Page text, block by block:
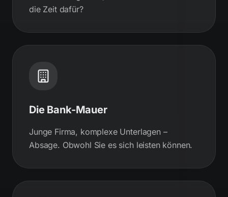
die Zeit dafür?
Die Bank-Mauer
Junge Firma, komplexe Unterlagen –
Absage. Obwohl Sie es sich leisten können.